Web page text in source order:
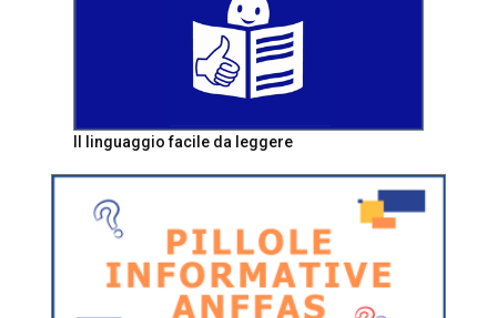
Il linguaggio facile da leggere